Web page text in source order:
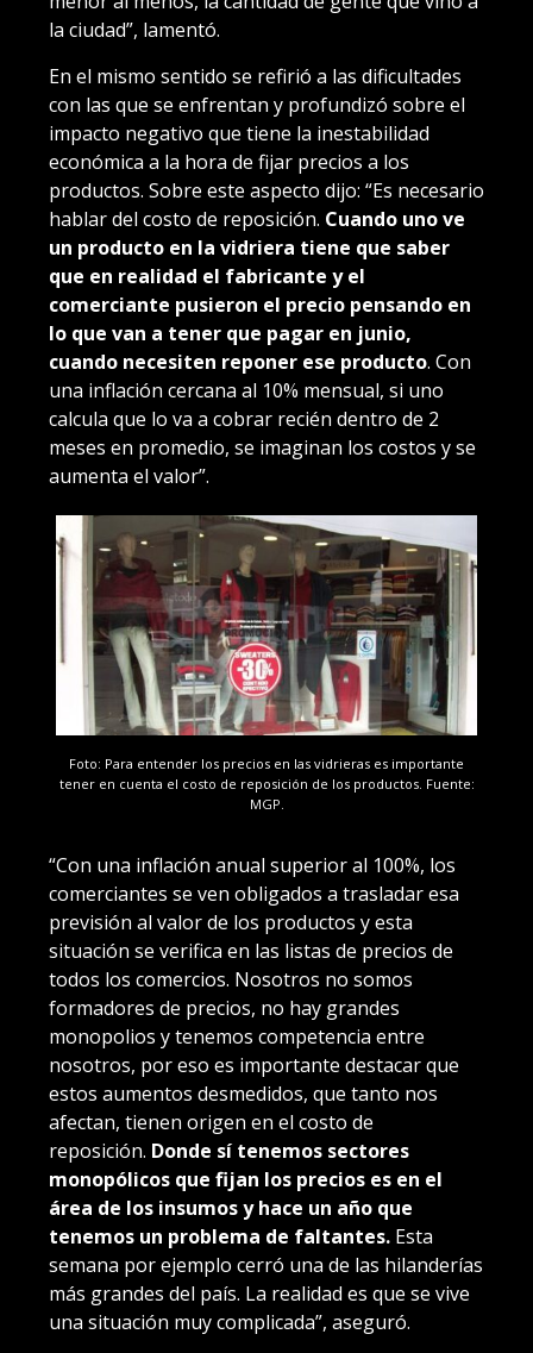
la ciudad”, lamentó.
En el mismo sentido se refirió a las dificultades
con las que se enfrentan y profundizó sobre el
impacto negativo que tiene la inestabilidad
económica a la hora de fijar precios a los
productos. Sobre este aspecto dijo: “Es necesario
hablar del costo de reposición. Cuando uno ve
un producto en la vidriera tiene que saber
que en realidad el fabricante y el
comerciante pusieron el precio pensando en
lo que van a tener que pagar en junio,
cuando necesiten reponer ese producto. Con
una inflación cercana al 10% mensual, si uno
calcula que lo va a cobrar recién dentro de 2
meses en promedio, se imaginan los costos y se
aumenta el valor”.
Foto: Para entender los precios en las vidrieras es importante
tener en cuenta el costo de reposición de los productos. Fuente:
MGP.
“Con una inflación anual superior al 100%, los
comerciantes se ven obligados a trasladar esa
previsión al valor de los productos y esta
situación se verifica en las listas de precios de
todos los comercios. Nosotros no somos
formadores de precios, no hay grandes
monopolios y tenemos competencia entre
nosotros, por eso es importante destacar que
estos aumentos desmedidos, que tanto nos
afectan, tienen origen en el costo de
reposición. Donde sí tenemos sectores
monopólicos que fijan los precios es en el
área de los insumos y hace un año que
tenemos un problema de faltantes. Esta
semana por ejemplo cerró una de las hilanderías
más grandes del país. La realidad es que se vive
una situación muy complicada”, aseguró.